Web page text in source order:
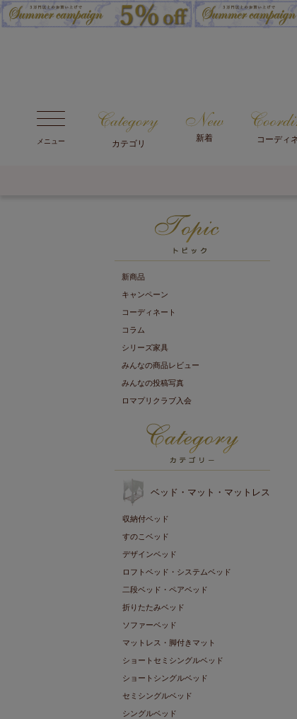
メニュー カテゴリ
新着 コーディ
新商品
キャンペーン
コーディネート
コラム
シリーズ家具
みんなの商品レビュー
みんなの投稿写真
ロマプリクラブ入会
ベッド・マット・マットレス
収納付ベッド
すのこベッド
デザインベッド
ロフトベッド・システムベッド
二段ベッド・ペアベッド
折りたたみベッド
ソファーベッド
マットレス・脚付きマット
ショートセミシングルベッド
ショートシングルベッド
セミシングルベッド
シングルベッド